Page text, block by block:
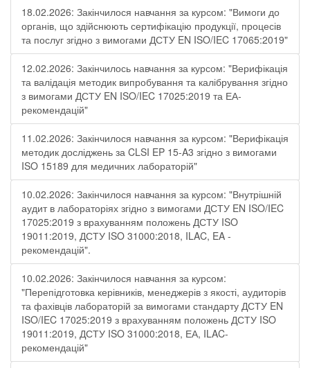
18.02.2026: Закінчилося навчання за курсом: "Вимоги до
органів, що здійснюють сертифікацію продукції, процесів
та послуг згідно з вимогами ДСТУ EN ISO/IEC 17065:2019"
12.02.2026: Закінчилось навчання за курсом: "Верифікація
та валідація методик випробування та калібрування згідно
з вимогами ДСТУ EN ISO/IEC 17025:2019 та ЕА-
рекомендацій"
11.02.2026: Закінчилося навчання за курсом: "Верифікація
методик досліджень за CLSI EP 15-A3 згідно з вимогами
ISO 15189 для медичних лабораторій"
10.02.2026: Закінчилося навчання за курсом: "Внутрішній
аудит в лабораторіях згідно з вимогами ДСТУ EN ISO/IEC
17025:2019 з врахуванням положень ДСТУ ISO
19011:2019, ДСТУ ISO 31000:2018, ILAC, EA -
рекомендацій".
10.02.2026: Закінчилося навчання за курсом:
"Перепідготовка керівників, менеджерів з якості, аудиторів
та фахівців лабораторій за вимогами стандарту ДСТУ EN
ISO/IEC 17025:2019 з врахуванням положень ДСТУ ISO
19011:2019, ДСТУ ISO 31000:2018, ЕА, ILAC-
рекомендацій"